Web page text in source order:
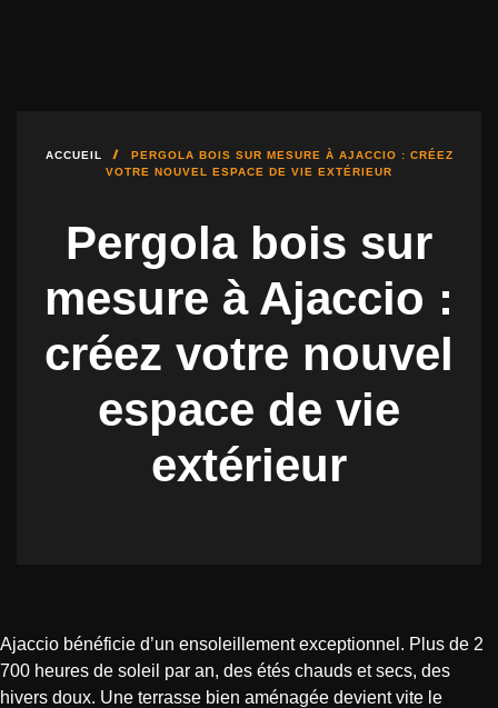
ACCUEIL
PERGOLA BOIS SUR MESURE À AJACCIO : CRÉEZ
VOTRE NOUVEL ESPACE DE VIE EXTÉRIEUR
Pergola bois sur
mesure à Ajaccio :
créez votre nouvel
espace de vie
extérieur
Ajaccio bénéficie d’un ensoleillement exceptionnel. Plus de 2
700 heures de soleil par an, des étés chauds et secs, des
hivers doux. Une terrasse bien aménagée devient vite le